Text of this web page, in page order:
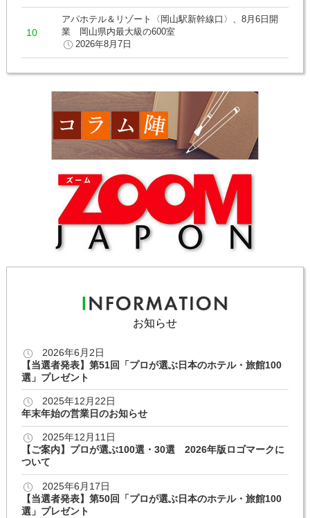
アパホテル＆リゾート〈岡山駅新幹線口〉、8月6日開
業 岡山県内最大級の600室
2026年8月7日
お知らせ
2026年6月2日
【当選者発表】第51回「プロが選ぶ日本のホテル・旅館100
選」プレゼント
2025年12月22日
年末年始の営業日のお知らせ
2025年12月11日
【ご案内】プロが選ぶ100選・30選 2026年版ロゴマークに
ついて
2025年6月17日
【当選者発表】第50回「プロが選ぶ日本のホテル・旅館100
選」プレゼント